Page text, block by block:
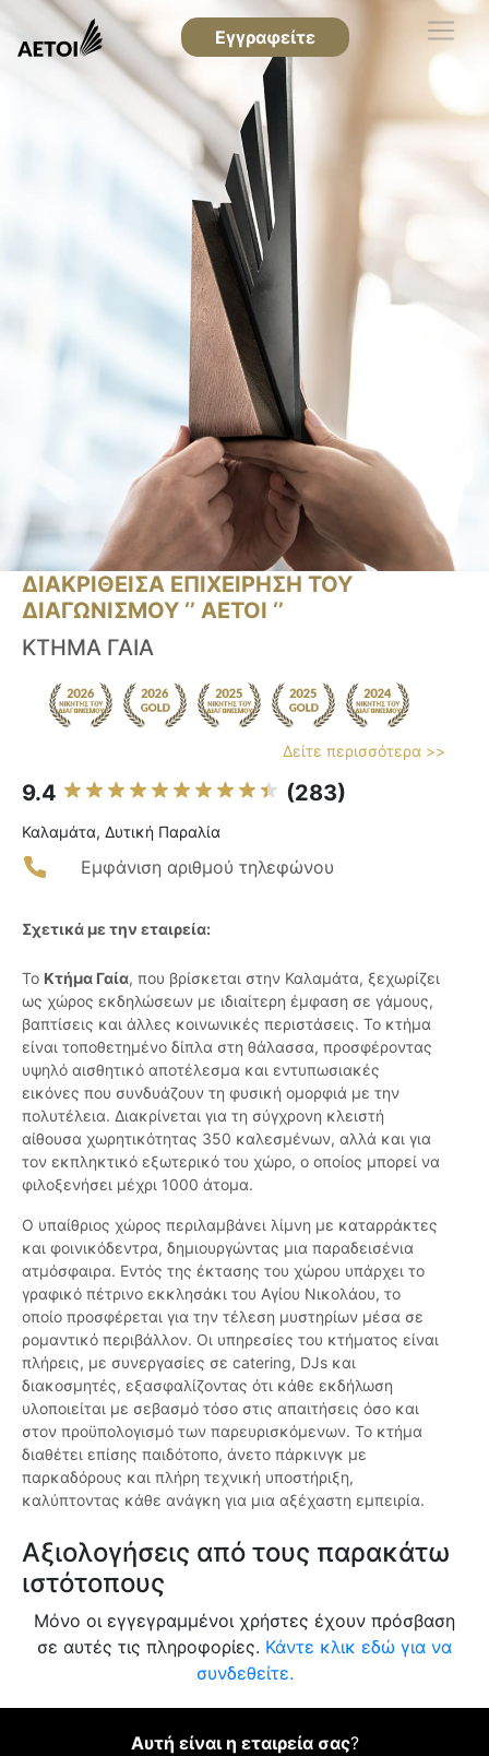
Εγγραφείτε
ΔΙΑΚΡΙΘΕΙΣΑ ΕΠΙΧΕΙΡΗΣΗ ΤΟΥ
ΔΙΑΓΩΝΙΣΜΟΥ ‘’ ΑΕΤΟΙ ‘’
ΚΤΗΜΑ ΓΑΙΑ
Δείτε περισσότερα >>
9.4 (283)
Καλαμάτα, Δυτική Παραλία
Εμφάνιση αριθμού τηλεφώνου
Σχετικά με την εταιρεία:
Το Κτήμα Γαία, που βρίσκεται στην Καλαμάτα, ξεχωρίζει
ως χώρος εκδηλώσεων με ιδιαίτερη έμφαση σε γάμους,
βαπτίσεις και άλλες κοινωνικές περιστάσεις. Το κτήμα
είναι τοποθετημένο δίπλα στη θάλασσα, προσφέροντας
υψηλό αισθητικό αποτέλεσμα και εντυπωσιακές
εικόνες που συνδυάζουν τη φυσική ομορφιά με την
πολυτέλεια. Διακρίνεται για τη σύγχρονη κλειστή
αίθουσα χωρητικότητας 350 καλεσμένων, αλλά και για
τον εκπληκτικό εξωτερικό του χώρο, ο οποίος μπορεί να
φιλοξενήσει μέχρι 1000 άτομα.
Ο υπαίθριος χώρος περιλαμβάνει λίμνη με καταρράκτες
και φοινικόδεντρα, δημιουργώντας μια παραδεισένια
ατμόσφαιρα. Εντός της έκτασης του χώρου υπάρχει το
γραφικό πέτρινο εκκλησάκι του Αγίου Νικολάου, το
οποίο προσφέρεται για την τέλεση μυστηρίων μέσα σε
ρομαντικό περιβάλλον. Οι υπηρεσίες του κτήματος είναι
πλήρεις, με συνεργασίες σε catering, DJs και
διακοσμητές, εξασφαλίζοντας ότι κάθε εκδήλωση
υλοποιείται με σεβασμό τόσο στις απαιτήσεις όσο και
στον προϋπολογισμό των παρευρισκόμενων. Το κτήμα
διαθέτει επίσης παιδότοπο, άνετο πάρκινγκ με
παρκαδόρους και πλήρη τεχνική υποστήριξη,
καλύπτοντας κάθε ανάγκη για μια αξέχαστη εμπειρία.
Αξιολογήσεις από τους παρακάτω
ιστότοπους
Μόνο οι εγγεγραμμένοι χρήστες έχουν πρόσβαση
σε αυτές τις πληροφορίες. Κάντε κλικ εδώ για να
συνδεθείτε.
Αυτή είναι η εταιρεία σας?